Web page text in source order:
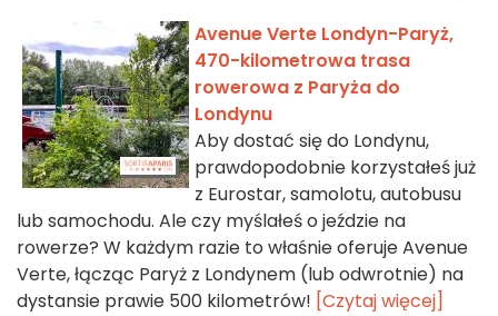
Avenue Verte Londyn-Paryż,
470-kilometrowa trasa
rowerowa z Paryża do
Londynu
Aby dostać się do Londynu,
prawdopodobnie korzystałeś już
z Eurostar, samolotu, autobusu
lub samochodu. Ale czy myślałeś o jeździe na
rowerze? W każdym razie to właśnie oferuje Avenue
Verte, łącząc Paryż z Londynem (lub odwrotnie) na
dystansie prawie 500 kilometrów! [Czytaj więcej]